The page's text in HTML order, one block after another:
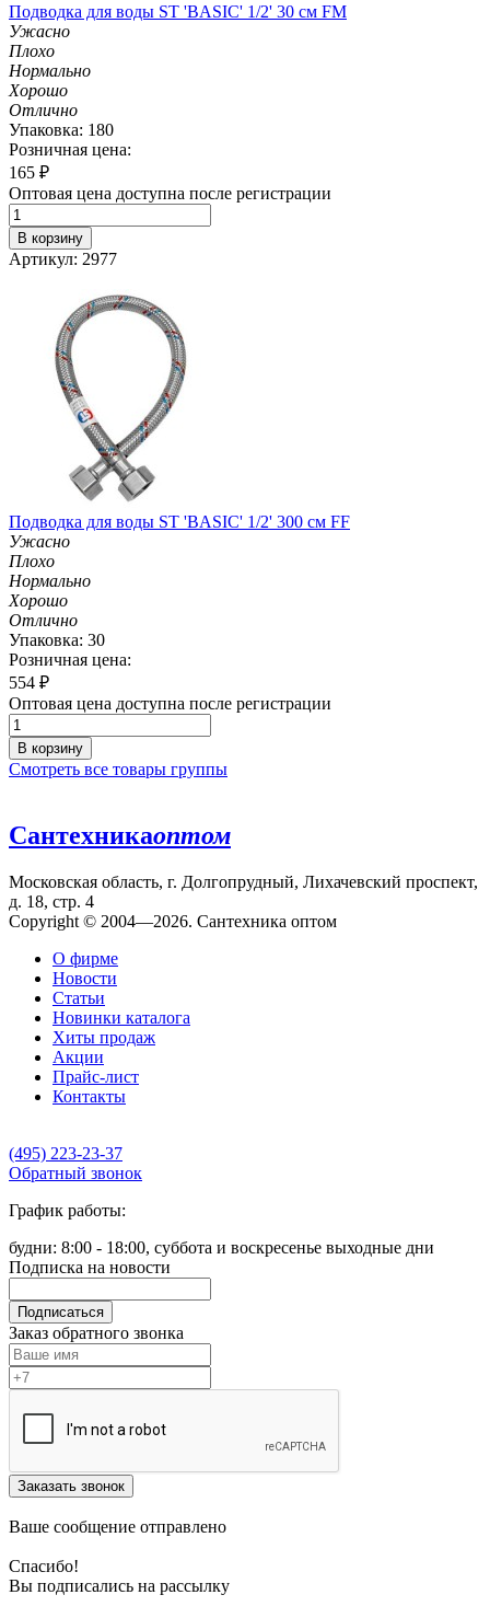
Подводка для воды ST 'BASIC' 1/2' 30 см FM
Ужасно
Плохо
Нормально
Хорошо
Отлично
Упаковка: 180
Розничная цена:
165 ₽
Оптовая цена доступна после регистрации
В корзину
Артикул: 2977
Подводка для воды ST 'BASIC' 1/2' 300 см FF
Ужасно
Плохо
Нормально
Хорошо
Отлично
Упаковка: 30
Розничная цена:
554 ₽
Оптовая цена доступна после регистрации
В корзину
Смотреть все товары группы
Сантехникаоптом
Московская область, г. Долгопрудный, Лихачевский проспект,
д. 18, стр. 4
Copyright © 2004—2026. Сантехника оптом
О фирме
Новости
Статьи
Новинки каталога
Хиты продаж
Акции
Прайс-лист
Контакты
(495) 223-23-37
Обратный звонок
График работы:
будни: 8:00 - 18:00, суббота и воскресенье выходные дни
Подписка на новости
Подписаться
Заказ обратного звонка
Заказать звонок
Ваше сообщение отправлено
Спасибо!
Вы подписались на рассылку